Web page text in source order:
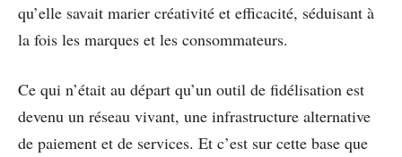
qu’elle savait marier créativité et efficacité, séduisant à
la fois les marques et les consommateurs.
Ce qui n’était au départ qu’un outil de fidélisation est
devenu un réseau vivant, une infrastructure alternative
de paiement et de services. Et c’est sur cette base que